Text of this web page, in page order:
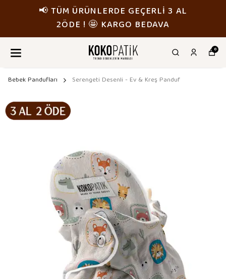
📢 TÜM ÜRÜNLERDE GEÇERLİ 3
2ÖDE ! 🤩 KARGO BEDAVA
0
Bebek Pandufları Serengeti Desenli - Ev & Kreş Panduf